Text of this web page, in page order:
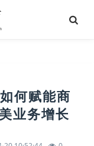
何赋能商
业务增长